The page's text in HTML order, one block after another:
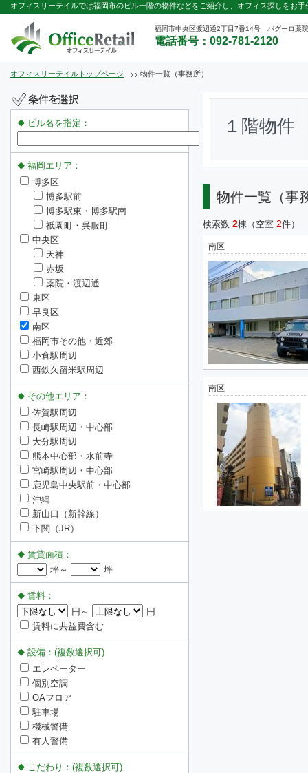
オフィスリーテイルでは福岡市のビル一階の物件などをご紹介し、オフィス探しをお手
福岡市中央区渡辺通2丁目7番14号 パグーロ薬
電話番号：092-781-2120
オフィスリーテイルトップページ 物件一覧（事務所）
１階物件
物件一覧（事
検索数 2棟（空室 2件）
南区
南区
ビル名を指定：
福岡エリア：
博多区
博多駅前
博多駅東・博多駅南
祇園町・呉服町
中央区
天神
赤坂
薬院・渡辺通
東区
早良区
南区
福岡市その他・近郊
小倉駅周辺
西鉄久留米駅周辺
その他エリア：
佐賀駅周辺
長崎駅周辺・中心部
大分駅周辺
熊本中心部・水前寺
宮崎駅周辺・中心部
鹿児島中央駅前・中心部
沖縄
新山口（新幹線）
下関（JR）
賃貸面積：
坪～
坪
賃料：
円～
円
賃料に共益費含む
設備：(複数選択可)
エレベーター
個別空調
OAフロア
駐車場
機械警備
有人警備
こだわり：(複数選択可)